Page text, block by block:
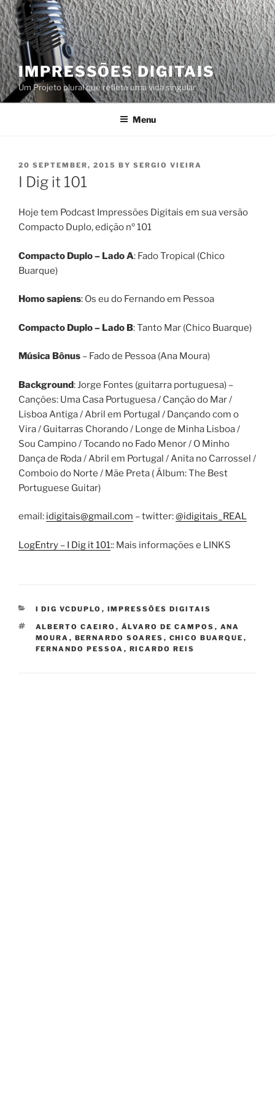
Skip
to
content
IMPRESSÕES DIGITAIS
Um Projeto plural que reflete uma vida singular
Menu
POSTED
ON
20 SEPTEMBER, 2015 BY SERGIO VIEIRA
I Dig it 101
Hoje tem Podcast Impressões Digitais em sua versão
Compacto Duplo, edição nº 101
Compacto Duplo – Lado A: Fado Tropical (Chico
Buarque)
Homo sapiens: Os eu do Fernando em Pessoa
Compacto Duplo – Lado B: Tanto Mar (Chico Buarque)
Música Bônus – Fado de Pessoa (Ana Moura)
Background: Jorge Fontes (guitarra portuguesa) –
Canções: Uma Casa Portuguesa / Canção do Mar /
Lisboa Antiga / Abril em Portugal / Dançando com o
Vira / Guitarras Chorando / Longe de Minha Lisboa /
Sou Campino / Tocando no Fado Menor / O Minho
Dança de Roda / Abril em Portugal / Anita no Carrossel /
Comboio do Norte / Mãe Preta ( Álbum: The Best
Portuguese Guitar)
email: idigitais@gmail.com – twitter:@idigitais_REAL
LogEntry – I Dig it 101:: Mais informações e LINKS
CATEGORIES
I DIG VCDUPLO , IMPRESSÕES DIGITAIS
TAGS
ALBERTO CAEIRO , ÁLVARO DE CAMPOS , ANA
MOURA , BERNARDO SOARES , CHICO BUARQUE ,
FERNANDO PESSOA , RICARDO REIS